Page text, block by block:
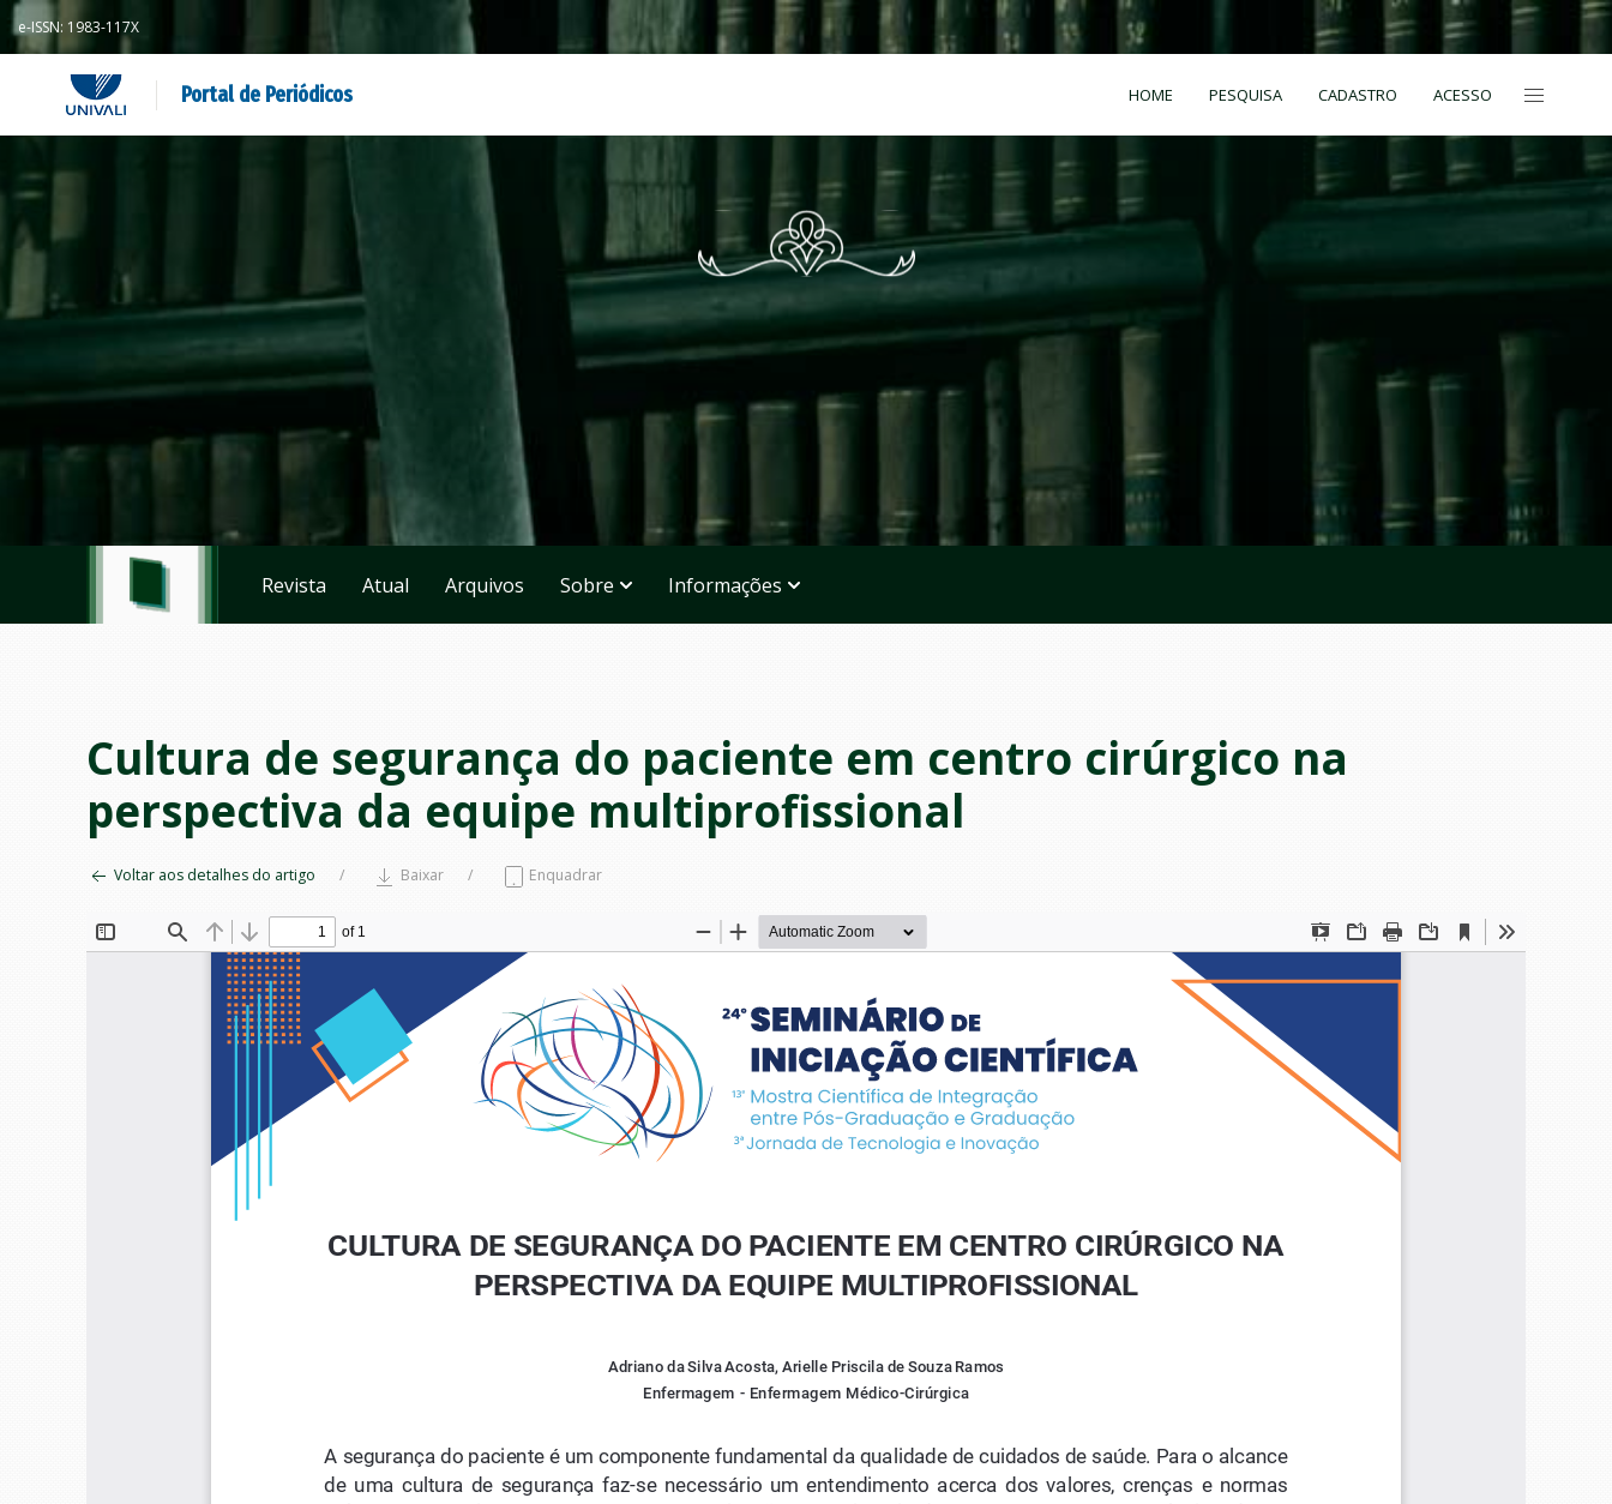
e-ISSN: 1983-117X
Portal de Periódicos HOME PESQUISA CADASTRO ACESSO
Revista Atual Arquivos Sobre Informações
Cultura de segurança do paciente em centro cirúrgico na
perspectiva da equipe multiprofissional
Voltar aos detalhes do artigo Baixar Enquadrar